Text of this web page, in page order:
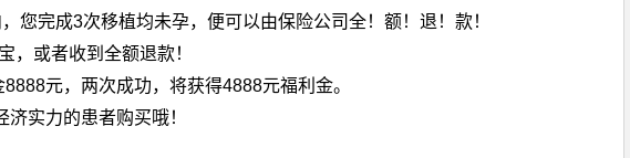
完成3次移植均未孕，便可以由保险公司全！额！退！款！
，或者收到全额退款！
元，两次成功，将获得4888元福利金。
实力的患者购买哦！